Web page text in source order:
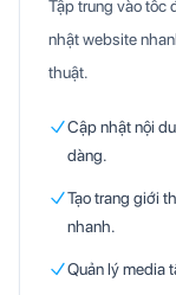
Tập trung vào tốc
nhật website
thuật.
Cập nhật nội
dàng.
Tạo trang giới
nhanh.
Quản lý media